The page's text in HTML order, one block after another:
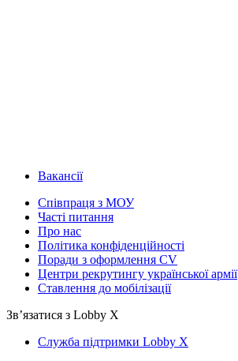
Вакансії
Співпраця з МОУ
Часті питання
Про нас
Політика конфіденційності
Поради з оформлення CV
Центри рекрутингу української армії
Ставлення до мобілізації
Звʼязатися з Lobby X
Служба підтримки Lobby X